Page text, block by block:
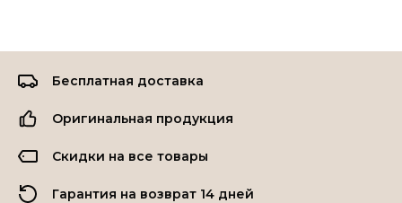
Бесплатная доставка
Оригинальная продукция
Скидки на все товары
Гарантия на возврат 14 дней